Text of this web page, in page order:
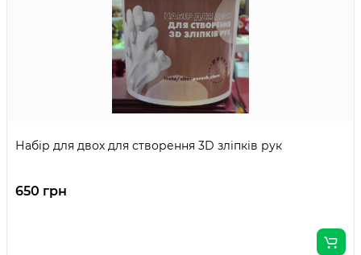
Набір для двох для створення 3D зліпків рук
650 грн